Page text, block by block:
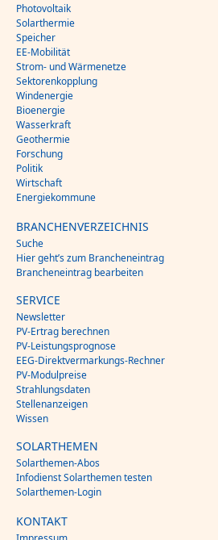
Photovoltaik
Solarthermie
Speicher
EE-Mobilität
Strom- und Wärmenetze
Sektorenkopplung
Windenergie
Bioenergie
Wasserkraft
Geothermie
Forschung
Politik
Wirtschaft
Energiekommune
BRANCHENVERZEICHNIS
Suche
Hier geht’s zum Brancheneintrag
Brancheneintrag bearbeiten
SERVICE
Newsletter
PV-Ertrag berechnen
PV-Leistungsprognose
EEG-Direktvermarkungs-Rechner
PV-Modulpreise
Strahlungsdaten
Stellenanzeigen
Wissen
SOLARTHEMEN
Solarthemen-Abos
Infodienst Solarthemen testen
Solarthemen-Login
KONTAKT